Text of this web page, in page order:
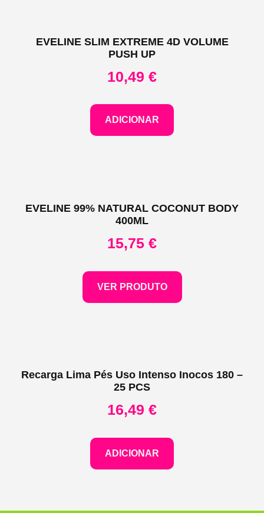
EVELINE SLIM EXTREME 4D VOLUME
PUSH UP
10,49 €
ADICIONAR
EVELINE 99% NATURAL COCONUT BODY
400ML
15,75 €
VER PRODUTO
Recarga Lima Pés Uso Intenso Inocos 180 –
25 PCS
16,49 €
ADICIONAR